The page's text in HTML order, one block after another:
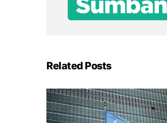
Related Posts